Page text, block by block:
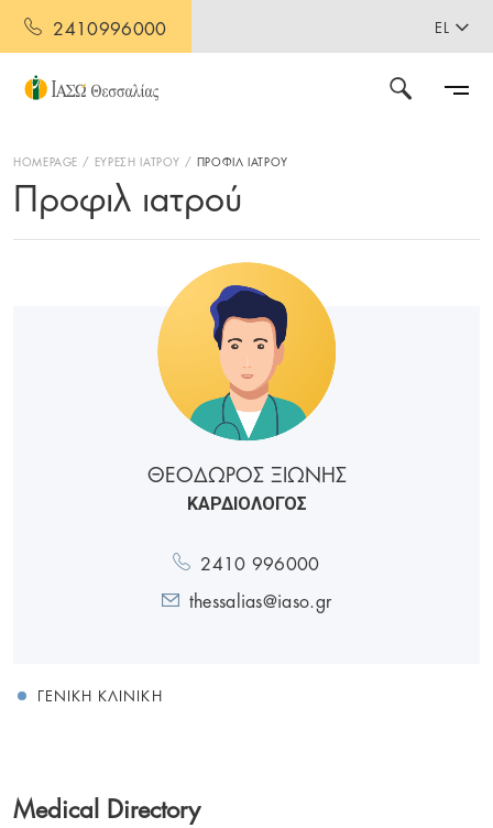
2410996000 EL
HOMEPAGE ΕΥΡΕΣΗ ΙΑΤΡΟΥ ΠΡΟΦΙΛ ΙΑΤΡΟΥ
Προφιλ ιατρού
ΘΕΟΔΩΡΟΣ ΞΙΩΝΗΣ
ΚΑΡΔΙΟΛΟΓΟΣ
2410 996000
thessalias@iaso.gr
ΓΕΝΙΚΉ ΚΛΙΝΙΚΉ
Medical Directory